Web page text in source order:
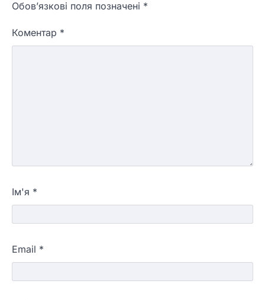
Обов’язкові поля позначені *
Коментар *
Ім'я *
Email *